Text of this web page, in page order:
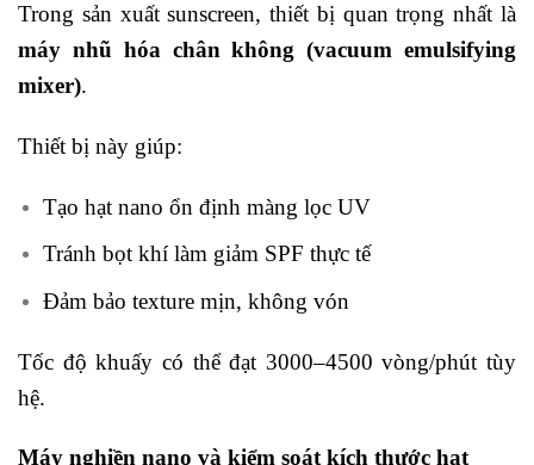
Trong sản xuất sunscreen, thiết bị quan trọng nhất là
máy nhũ hóa chân không (vacuum emulsifying
mixer).
Thiết bị này giúp:
Tạo hạt nano ổn định màng lọc UV
Tránh bọt khí làm giảm SPF thực tế
Đảm bảo texture mịn, không vón
Tốc độ khuấy có thể đạt 3000–4500 vòng/phút tùy
hệ.
Máy nghiền nano và kiểm soát kích thước hạt